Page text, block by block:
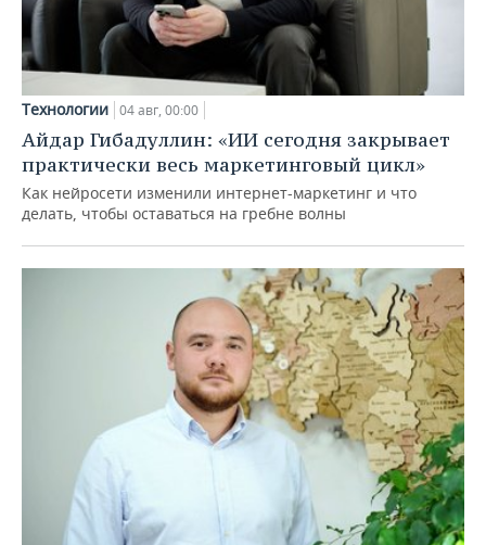
Технологии 04 авг, 00:00
Айдар Гибадуллин: «ИИ сегодня закрывает
практически весь маркетинговый цикл»
Как нейросети изменили интернет-маркетинг и что
делать, чтобы оставаться на гребне волны